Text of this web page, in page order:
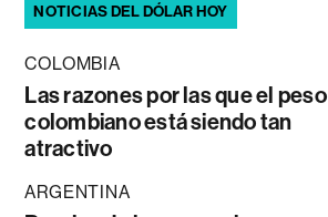
NOTICIAS DEL DÓLAR HOY
COLOMBIA
Las razones por las que el peso
colombiano está siendo tan
atractivo
ARGENTINA